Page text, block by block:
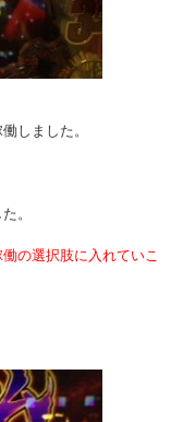
しました。
。
の選択肢に入れていこ